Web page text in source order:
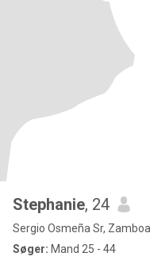
Stephanie, 24
Sergio Osmeña Sr,
Søger: Mand 25 - 44